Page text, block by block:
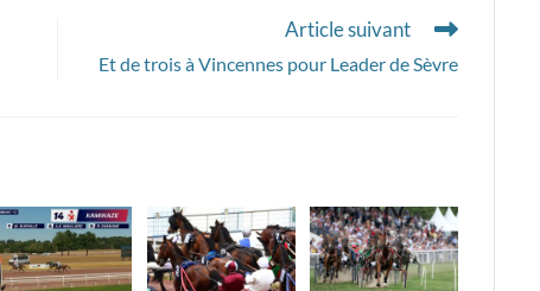
Article suivant
Et de trois à Vincennes pour Leader de Sèvre